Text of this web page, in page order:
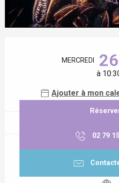
MERCREDI 26
à
Ajouter à mon
02 79